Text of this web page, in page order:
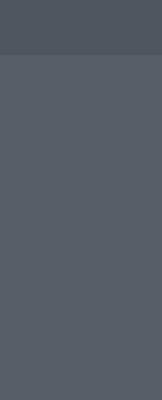
confermato